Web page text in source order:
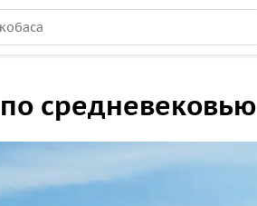
средневековью